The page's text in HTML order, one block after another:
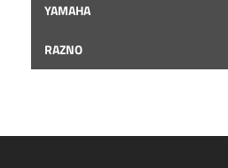
YAMAHA
RAZNO